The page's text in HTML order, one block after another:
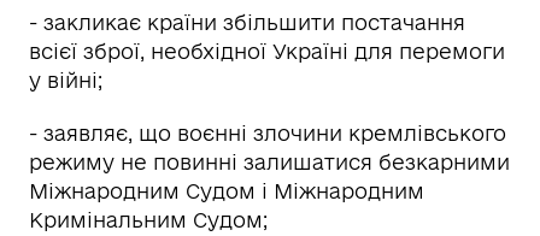
- закликає країни збільшити постачання
всієї зброї, необхідної Україні для перемоги
у війні;
- заявляє, що воєнні злочини кремлівського
режиму не повинні залишатися безкарними
Міжнародним Судом і Міжнародним
Кримінальним Судом;